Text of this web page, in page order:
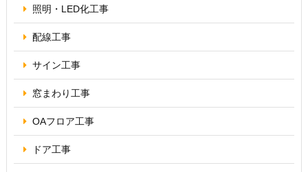
照明・ LED化工事
配線工事
サイン工事
窓まわり工事
OAフロア工事
ドア工事